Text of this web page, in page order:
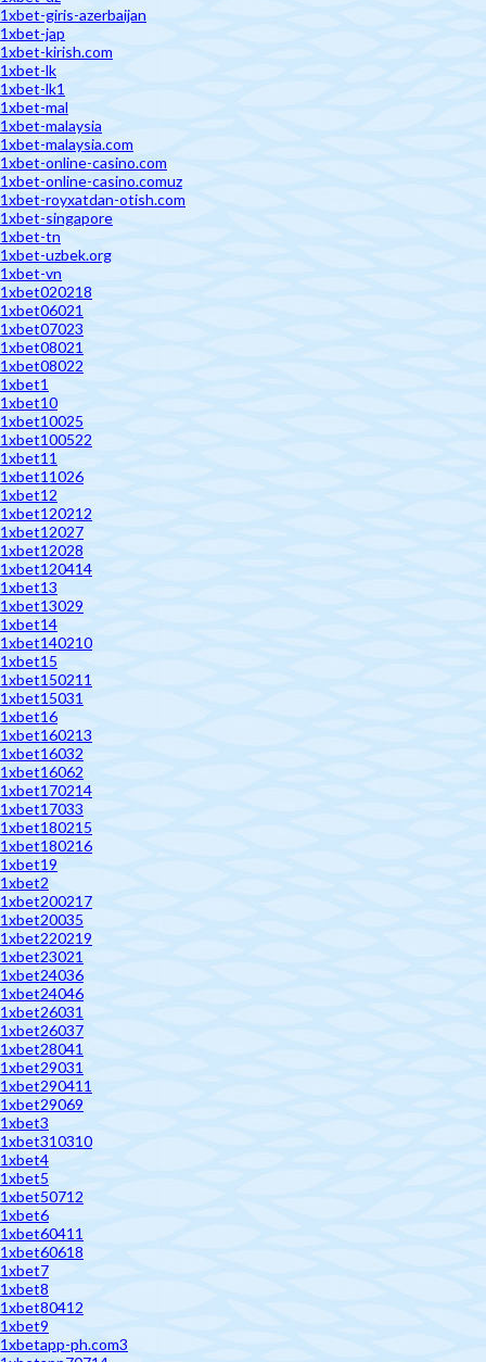
1xbet-giris-azerbaijan
1xbet-jap
1xbet-kirish.com
1xbet-lk
1xbet-lk1
1xbet-mal
1xbet-malaysia
1xbet-malaysia.com
1xbet-online-casino.com
1xbet-online-casino.comuz
1xbet-royxatdan-otish.com
1xbet-singapore
1xbet-tn
1xbet-uzbek.org
1xbet-vn
1xbet020218
1xbet06021
1xbet07023
1xbet08021
1xbet08022
1xbet1
1xbet10
1xbet10025
1xbet100522
1xbet11
1xbet11026
1xbet12
1xbet120212
1xbet12027
1xbet12028
1xbet120414
1xbet13
1xbet13029
1xbet14
1xbet140210
1xbet15
1xbet150211
1xbet15031
1xbet16
1xbet160213
1xbet16032
1xbet16062
1xbet170214
1xbet17033
1xbet180215
1xbet180216
1xbet19
1xbet2
1xbet200217
1xbet20035
1xbet220219
1xbet23021
1xbet24036
1xbet24046
1xbet26031
1xbet26037
1xbet28041
1xbet29031
1xbet290411
1xbet29069
1xbet3
1xbet310310
1xbet4
1xbet5
1xbet50712
1xbet6
1xbet60411
1xbet60618
1xbet7
1xbet8
1xbet80412
1xbet9
1xbetapp-ph.com3